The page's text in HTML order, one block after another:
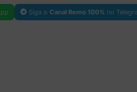
Siga o Canal Remo 100% no